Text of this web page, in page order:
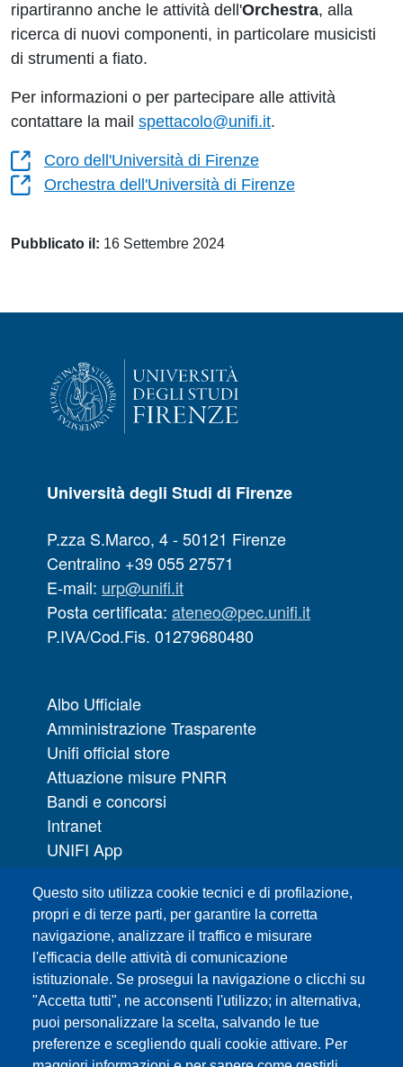
ripartiranno anche le attività dell'Orchestra, alla
ricerca di nuovi componenti, in particolare musicisti
di strumenti a fiato.
Per informazioni o per partecipare alle attività
contattare la mail spettacolo@unifi.it.
Coro dell'Università di Firenze
Orchestra dell'Università di Firenze
Pubblicato il: 16 Settembre 2024
Questo sito utilizza cookie tecnici e di profilazione,
propri e di terze parti, per garantire la corretta
navigazione, analizzare il traffico e misurare
l'efficacia delle attività di comunicazione
istituzionale. Se prosegui la navigazione o clicchi su
"Accetta tutti", ne acconsenti l'utilizzo; in alternativa,
puoi personalizzare la scelta, salvando le tue
preferenze e scegliendo quali cookie attivare. Per
Università degli Studi di Firenze
P.zza S.Marco, 4 - 50121 Firenze
Centralino +39 055 27571
E-mail: urp@unifi.it
Posta certificata: ateneo@pec.unifi.it
P.IVA/Cod.Fis. 01279680480
Albo Ufficiale
Amministrazione Trasparente
Unifi official store
Attuazione misure PNRR
Bandi e concorsi
Intranet
UNIFI App
URP | Ufficio Relazioni con il Pubblico
Sedi
Mappa del sito
Webmaster e redazione web
Elenco dei siti tematici
Accessibilità